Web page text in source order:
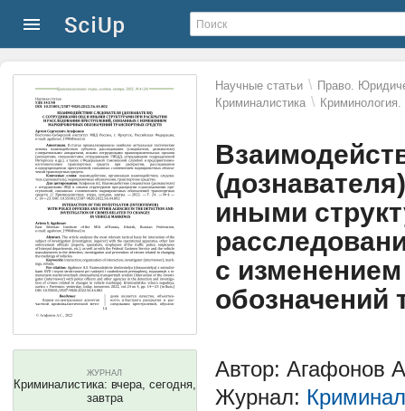
Научные статьи \ Право.
Криминалистика \
иными
с
обозначений
ЖУРНАЛ
Криминалистика: вчера, сегодня,
завтра
Автор: Агафонов
Журнал: